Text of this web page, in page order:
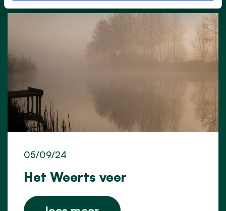
Het Weerts veer
05/09/24